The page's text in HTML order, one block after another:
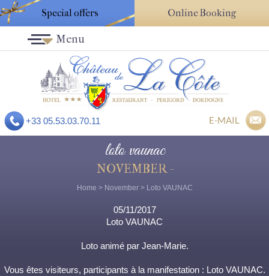
Special offers Online Booking
+33 05.53.03.70.11 E-MAIL
Menu
loto vaunac
NOVEMBER -
Home > November> Loto VAUNAC
05/11/2017
Loto VAUNAC
Loto animé par Jean-Marie.
Vous êtes visiteurs, participants à la manifestation : Loto VAUNAC.